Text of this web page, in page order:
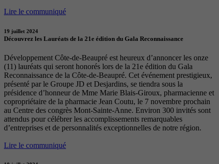
Lire le communiqué
19 juillet 2024
Découvrez les Lauréats de la 21e édition du Gala Reconnaissance
Développement Côte-de-Beaupré est heureux d’annoncer les onze
(11) lauréats qui seront honorés lors de la 21e édition du Gala
Reconnaissance de la Côte-de-Beaupré. Cet événement prestigieux,
présenté par le Groupe JD et Desjardins, se tiendra sous la
présidence d’honneur de Mme Marie Blais-Giroux, pharmacienne et
copropriétaire de la pharmacie Jean Coutu, le 7 novembre prochain
au Centre des congrès Mont-Sainte-Anne. Environ 300 invités sont
attendus pour célébrer les accomplissements remarquables
d’entreprises et de personnalités exceptionnelles de notre région.
Lire le communiqué